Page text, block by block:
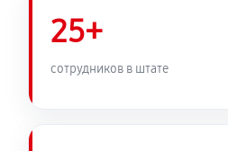
25+
сотрудников в штате